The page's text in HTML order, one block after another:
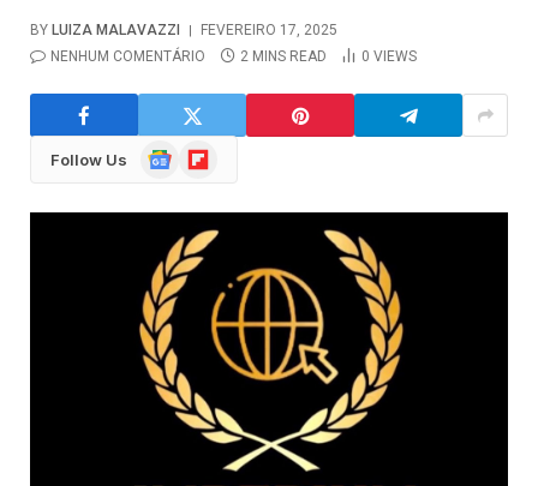
BY LUIZA MALAVAZZI
FEVEREIRO 17, 2025
NENHUM COMENTÁRIO
2 MINS READ 0 VIEWS
Follow Us
GoogleFlipboard